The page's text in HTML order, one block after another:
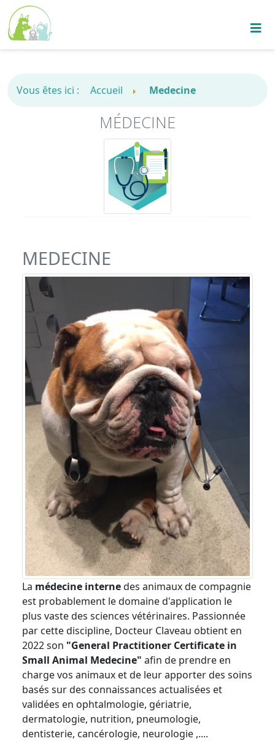
Vous êtes ici : Accueil Medecine
MÉDECINE
MEDECINE
La médecine internedes animaux de compagnie
est probablement le domaine d'application le
plus vaste des sciences vétérinaires. Passionnée
par cette discipline, Docteur Claveau obtient en
2022 son "General Practitioner Certificate in
Small Animal Medecine" afin de prendre en
charge vos animaux et de leur apporter des soins
basés sur des connaissances actualisées et
validées en ophtalmologie, gériatrie,
dermatologie, nutrition, pneumologie,
dentisterie, cancérologie, neurologie ,....